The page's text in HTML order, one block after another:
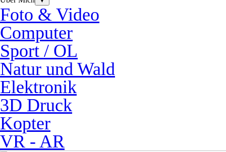
Foto & Video
Computer
Sport / OL
Natur und Wald
Elektronik
3D Druck
Kopter
VR - AR